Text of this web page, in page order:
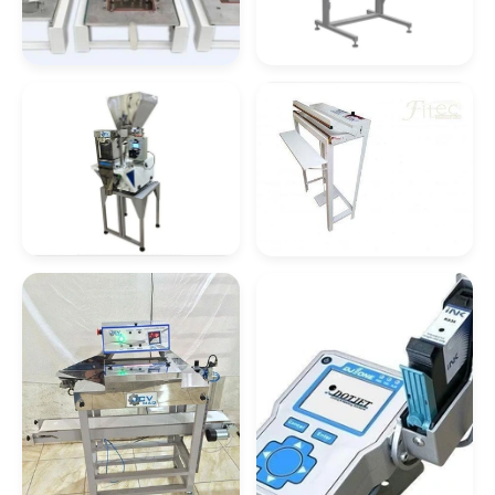
Distribuidor De Manipulador De Alta Rigidez
Distribuidor De Manipulador De Sacos
Manipulador De Produtos
Distribuidor De Manipulador Para Caixas
Manipulador De Sacos
Empresa De Manipulador A Vácuo Para
Caixas
Manipulador De Sacos A Vácuo
Máquina Embaladora
E Seladora
Embalagem
Empacotadora De
Temperos